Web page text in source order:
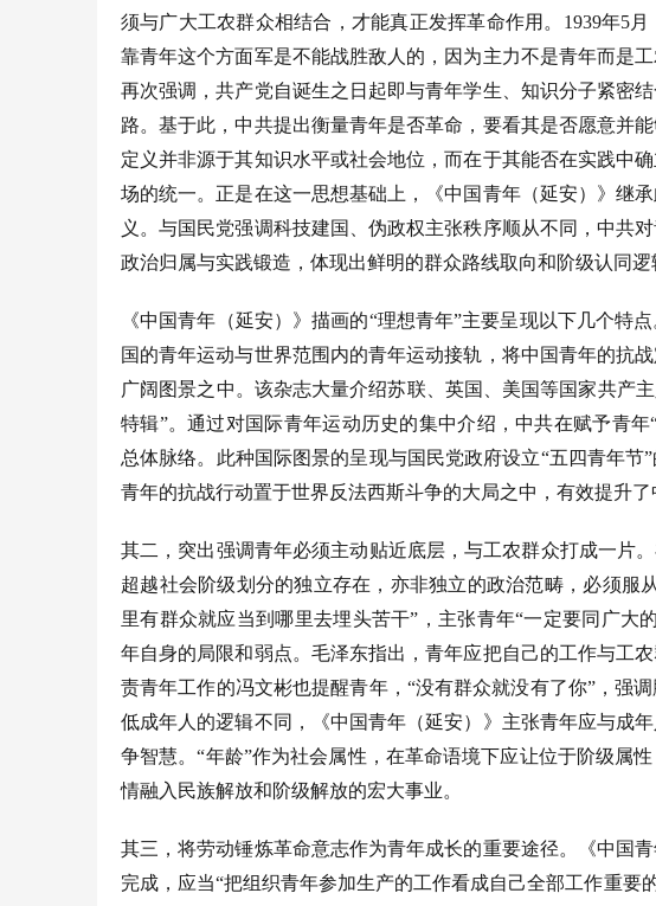
须与广大工农群众相结合，才能真正发挥革命作用。 1939年5
靠青年这个方面军是不能战胜敌人的，因为主力不是青年而是
再次强调，共产党自诞生之日起即与青年学生、知识分子紧密
路。基于此，中共提出衡量青年是否革命，要看其是否愿意并
定义并非源于其知识水平或社会地位，而在于其能否在实践中
场的统一。正是在这一思想基础上，《中国青年（延安）》继
义。与国民党强调科技建国、伪政权主张秩序顺从不同，中共
政治归属与实践锻造，体现出鲜明的群众路线取向和阶级认同逻
《中国青年（延安）》描画的“理想青年”主要呈现以下几个特
国的青年运动与世界范围内的青年运动接轨，将中国青年的抗
广阔图景之中。该杂志大量介绍苏联、英国、美国等国家共产
特辑”。通过对国际青年运动历史的集中介绍，中共在赋予青
总体脉络。此种国际图景的呈现与国民党政府设立“五四青年
青年的抗战行动置于世界反法西斯斗争的大局之中，有效提升
其二，突出强调青年必须主动贴近底层，与工农群众打成一片
超越社会阶级划分的独立存在，亦非独立的政治范畴，必须服
里有群众就应当到哪里去埋头苦干”，主张青年“一定要同广大
年自身的局限和弱点。毛泽东指出，青年应把自己的工作与工
责青年工作的冯文彬也提醒青年，“没有群众就没有了你”，强
低成年人的逻辑不同，《中国青年（延安）》主张青年应与成
争智慧。“年龄”作为社会属性，在革命语境下应让位于阶级属
情融入民族解放和阶级解放的宏大事业。
其三，将劳动锤炼革命意志作为青年成长的重要途径。《中国
完成，应当“把组织青年参加生产的工作看成自己全部工作重要